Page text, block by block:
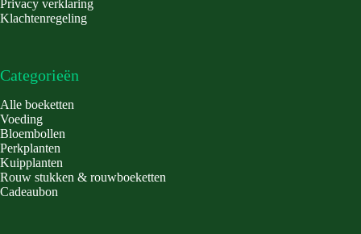
Privacy verklaring
Klachtenregeling
Categorieën
Alle boeketten
Voeding
Bloembollen
Perkplanten
Kuipplanten
Rouw stukken & rouwboeketten
Cadeaubon